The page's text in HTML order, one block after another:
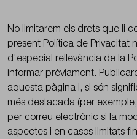
No limitarem els drets que li
present Política de Privacitat
d'especial rellevància de la
informar prèviament.
aquesta pàgina i, si són
més destacada (per
per correu electrònic si la
aspectes i en casos limitats